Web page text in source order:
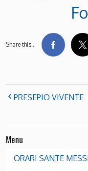
Download ICS
Share this…
PRESEPIO VIVENTE
Menu
ORARI SANTE